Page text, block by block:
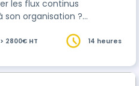
organisation ?
et la salle de
> 2800€ HT 14 heures